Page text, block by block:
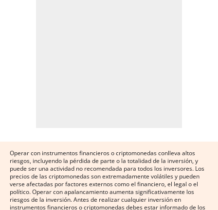
Operar con instrumentos financieros o criptomonedas conlleva altos
riesgos, incluyendo la pérdida de parte o la totalidad de la inversión, y
puede ser una actividad no recomendada para todos los inversores. Los
precios de las criptomonedas son extremadamente volátiles y pueden
verse afectadas por factores externos como el financiero, el legal o el
político. Operar con apalancamiento aumenta significativamente los
riesgos de la inversión. Antes de realizar cualquier inversión en
instrumentos financieros o criptomonedas debes estar informado de los